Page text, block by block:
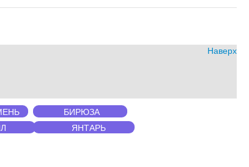
Наверх
БИРЮЗА
ЯНТАРЬ